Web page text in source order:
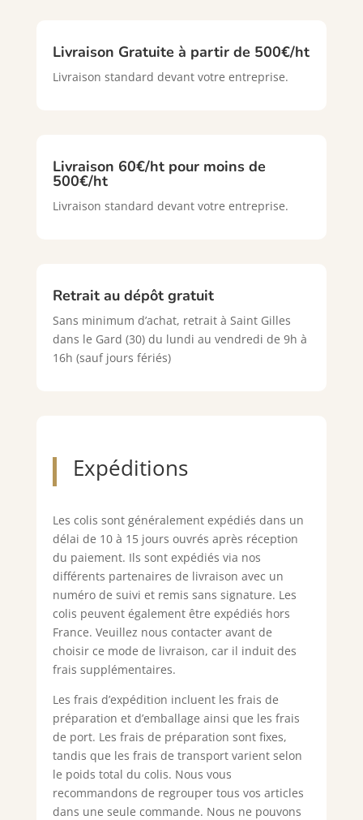
Livraison Gratuite à partir de 500€/ht
Livraison standard devant votre entreprise.
Livraison 60€/ht pour moins de
500€/ht
Livraison standard devant votre entreprise.
Retrait au dépôt gratuit
Sans minimum d’achat, retrait à Saint Gilles
dans le Gard (30) du lundi au vendredi de 9h à
16h (sauf jours fériés)
Expéditions
Les colis sont généralement expédiés dans un
délai de 10 à 15 jours ouvrés après réception
du paiement. Ils sont expédiés via nos
différents partenaires de livraison avec un
numéro de suivi et remis sans signature. Les
colis peuvent également être expédiés hors
France. Veuillez nous contacter avant de
choisir ce mode de livraison, car il induit des
frais supplémentaires.
Les frais d’expédition incluent les frais de
préparation et d’emballage ainsi que les frais
de port. Les frais de préparation sont fixes,
tandis que les frais de transport varient selon
le poids total du colis. Nous vous
recommandons de regrouper tous vos articles
dans une seule commande. Nous ne pouvons